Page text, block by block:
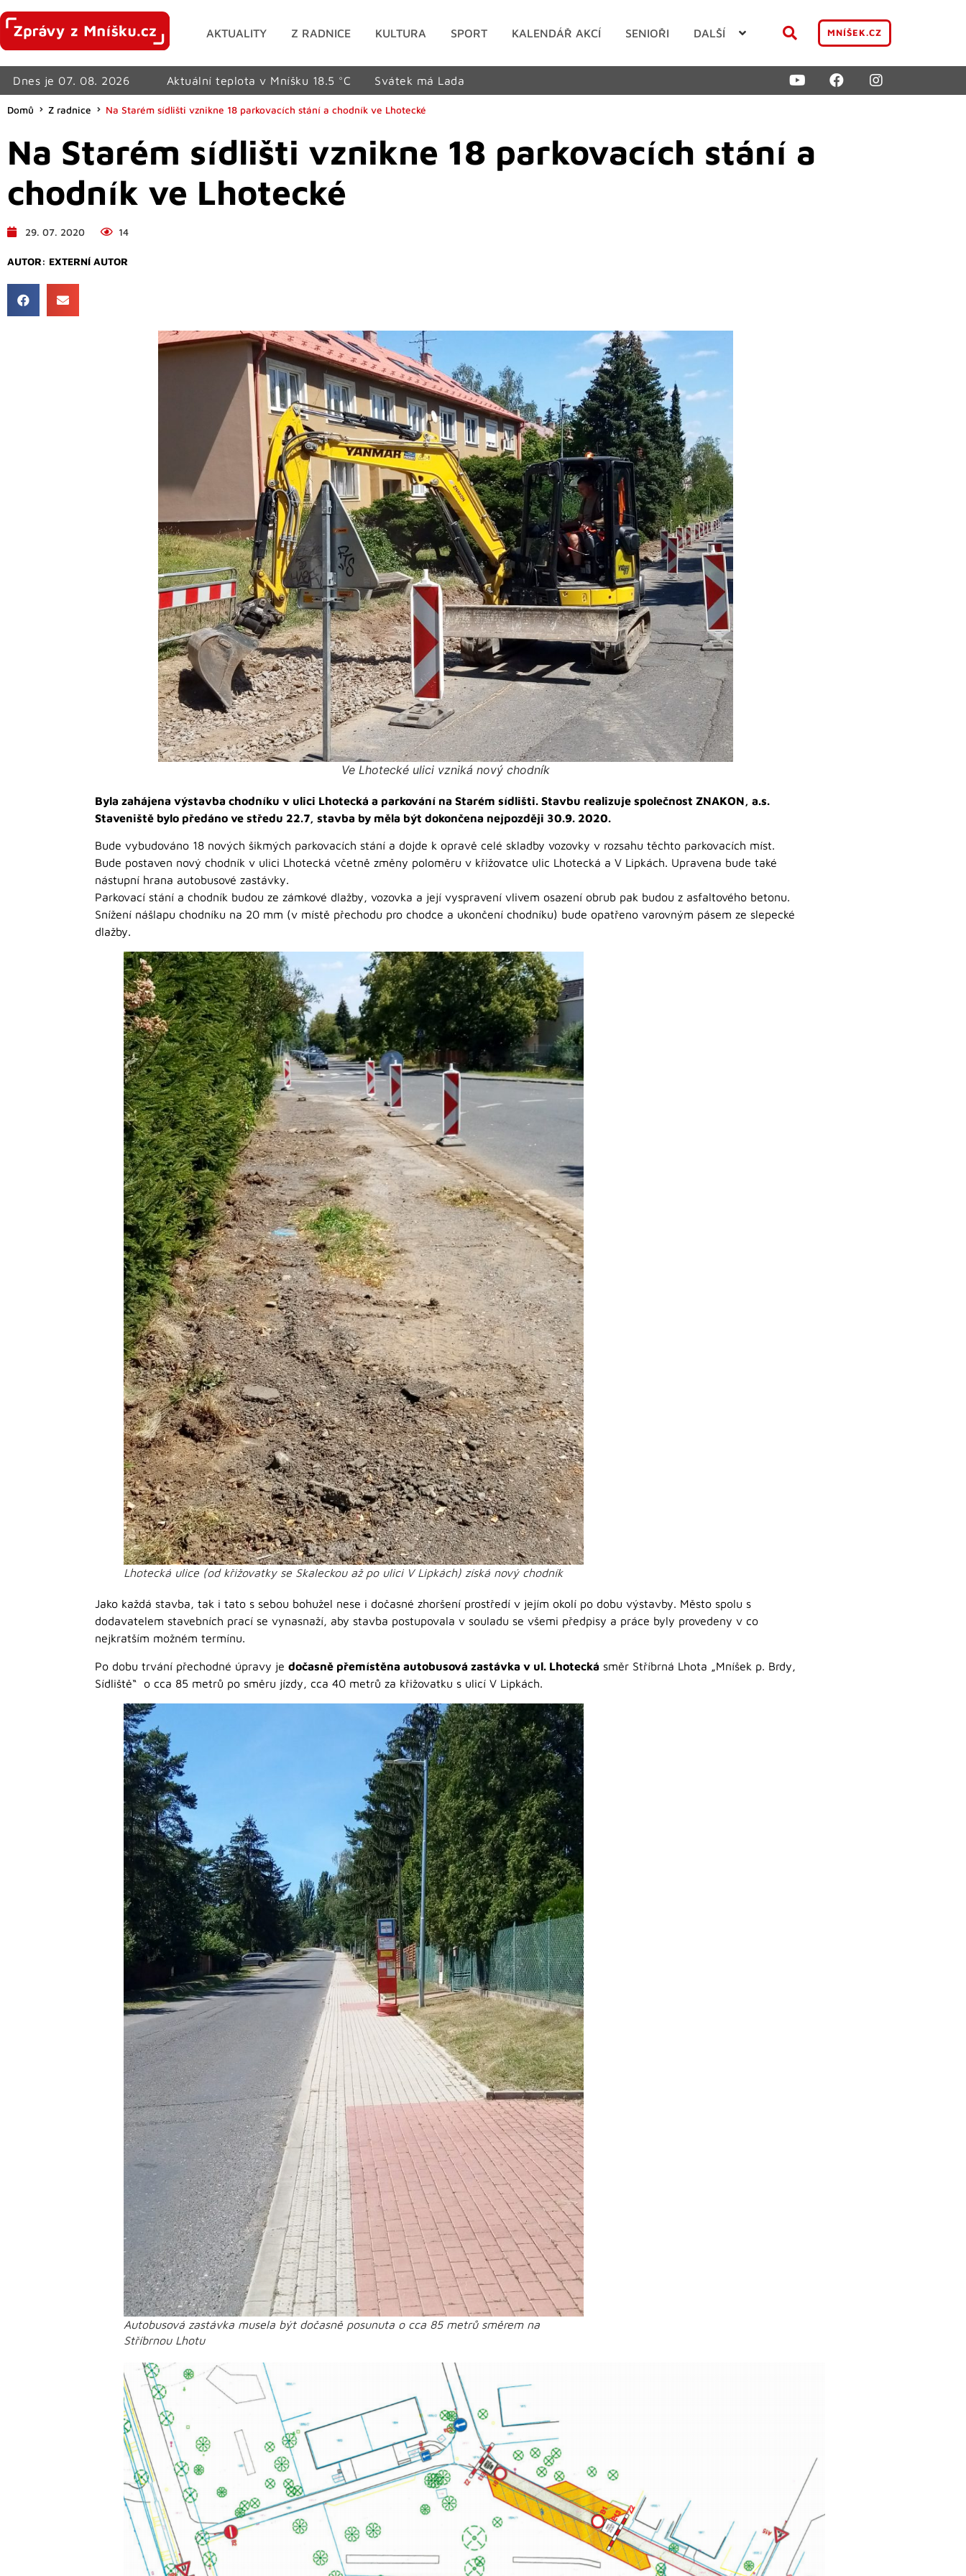
AKTUALITY Z RADNICE KULTURA SPORT KALENDÁŘ AKCÍ SENIOŘI DALŠÍ MNÍŠEK.CZ
Dnes je 07. 08. 2026 Aktuální teplota v Mníšku 18.5 °C Svátek má Lada
Domů Z radnice Na Starém sídlišti vznikne 18 parkovacích stání a chodník ve Lhotecké
Na Starém sídlišti vznikne 18 parkovacích stání a
chodník ve Lhotecké
29. 07. 2020 14
AUTOR: EXTERNÍ AUTOR
Ve Lhotecké ulici vzniká nový chodník
Byla zahájena výstavba chodníku v ulici Lhotecká a parkování na Starém sídlišti. Stavbu realizuje společnost ZNAKON, a.s.
Staveniště bylo předáno ve středu 22.7, stavba by měla být dokončena nejpozději 30.9. 2020.
Bude vybudováno 18 nových šikmých parkovacích stání a dojde k opravě celé skladby vozovky v rozsahu těchto parkovacích míst.
Bude postaven nový chodník v ulici Lhotecká včetně změny poloměru v křižovatce ulic Lhotecká a V Lipkách. Upravena bude také
nástupní hrana autobusové zastávky.
Parkovací stání a chodník budou ze zámkové dlažby, vozovka a její vyspravení vlivem osazení obrub pak budou z asfaltového betonu.
Snížení nášlapu chodníku na 20 mm (v místě přechodu pro chodce a ukončení chodníku) bude opatřeno varovným pásem ze slepecké
dlažby.
Lhotecká ulice (od křižovatky se Skaleckou až po ulici V Lipkách) získá nový chodník
Jako každá stavba, tak i tato s sebou bohužel nese i dočasné zhoršení prostředí v jejím okolí po dobu výstavby. Město spolu s
dodavatelem stavebních prací se vynasnaží, aby stavba postupovala v souladu se všemi předpisy a práce byly provedeny v co
nejkratším možném termínu.
Po dobu trvání přechodné úpravy je dočasně přemístěna autobusová zastávka v ul. Lhotecká směr Stříbrná Lhota „Mníšek p. Brdy,
Sídliště“ o cca 85 metrů po směru jízdy, cca 40 metrů za křižovatku s ulicí V Lipkách.
Autobusová zastávka musela být dočasně posunuta o cca 85 metrů směrem na
Stříbrnou Lhotu